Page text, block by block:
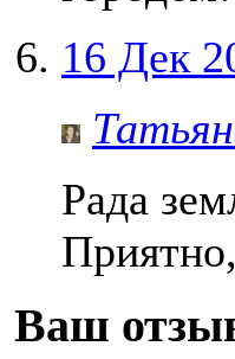
16 Дек
Рада
Ваш